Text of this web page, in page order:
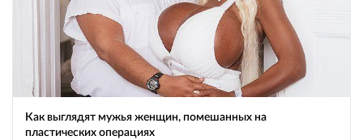
Как выглядят мужья женщин, помешанных на
пластических операциях